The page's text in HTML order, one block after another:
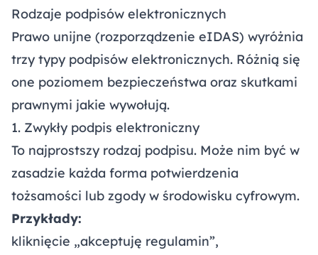
Rodzaje podpisów elektronicznych
Prawo unijne (rozporządzenie eIDAS) wyróżnia
trzy typy podpisów elektronicznych. Różnią się
one poziomem bezpieczeństwa oraz skutkami
prawnymi jakie wywołują.
1. Zwykły podpis elektroniczny
To najprostszy rodzaj podpisu. Może nim być w
zasadzie każda forma potwierdzenia
tożsamości lub zgody w środowisku cyfrowym.
Przykłady:
kliknięcie „akceptuję regulamin”,